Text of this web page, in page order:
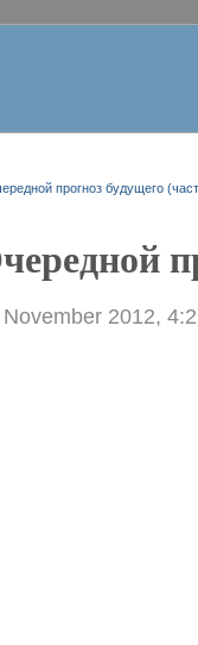
прогноз будущего
November 2012,